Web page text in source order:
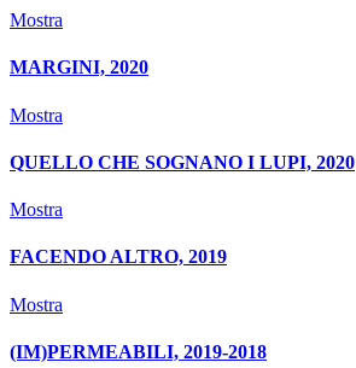
Mostra
MARGINI, 2020
Mostra
QUELLO CHE SOGNANO I LUPI, 2020
Mostra
FACENDO ALTRO, 2019
Mostra
(IM)PERMEABILI, 2019-2018